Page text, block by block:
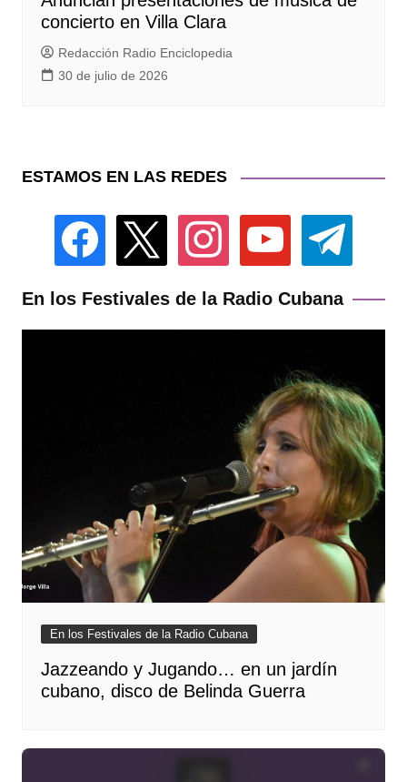
concierto en Villa Clara
Redacción Radio Enciclopedia
30 de julio de 2026
ESTAMOS EN LAS REDES
facebook instagram youtube telegram
En los Festivales de la Radio Cubana
En los Festivales de la Radio Cubana
Jazzeando y Jugando… en un jardín
cubano, disco de Belinda Guerra